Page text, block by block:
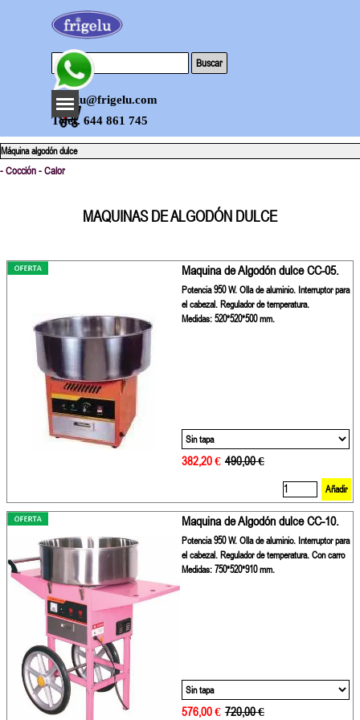
Telef. 644 861 745
frigelu@frigelu.com
Saltar menú
0
Buscar
Máquina algodón dulce
- Cocción - Calor
MAQUINAS DE ALGODÓN DULCE
Maquina de Algodón dulce CC-05.
Potencia 950 W. Olla de aluminio. Interruptor para
el cabezal. Regulador de temperatura.
Medidas: 520*520*500 mm.
382,20 € Precio sin descuento
490,00 €
Añadir
Maquina de Algodón dulce CC-10.
Potencia 950 W. Olla de aluminio. Interruptor para
el cabezal. Regulador de temperatura. Con carro
Medidas: 750*520*910 mm.
576,00 € Precio sin descuento
720,00 €